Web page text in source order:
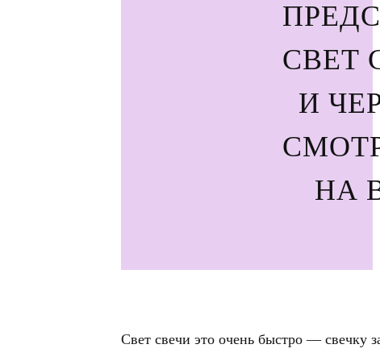
СВЕТ
И
НА
Свет свечи это очень быстро — свечку